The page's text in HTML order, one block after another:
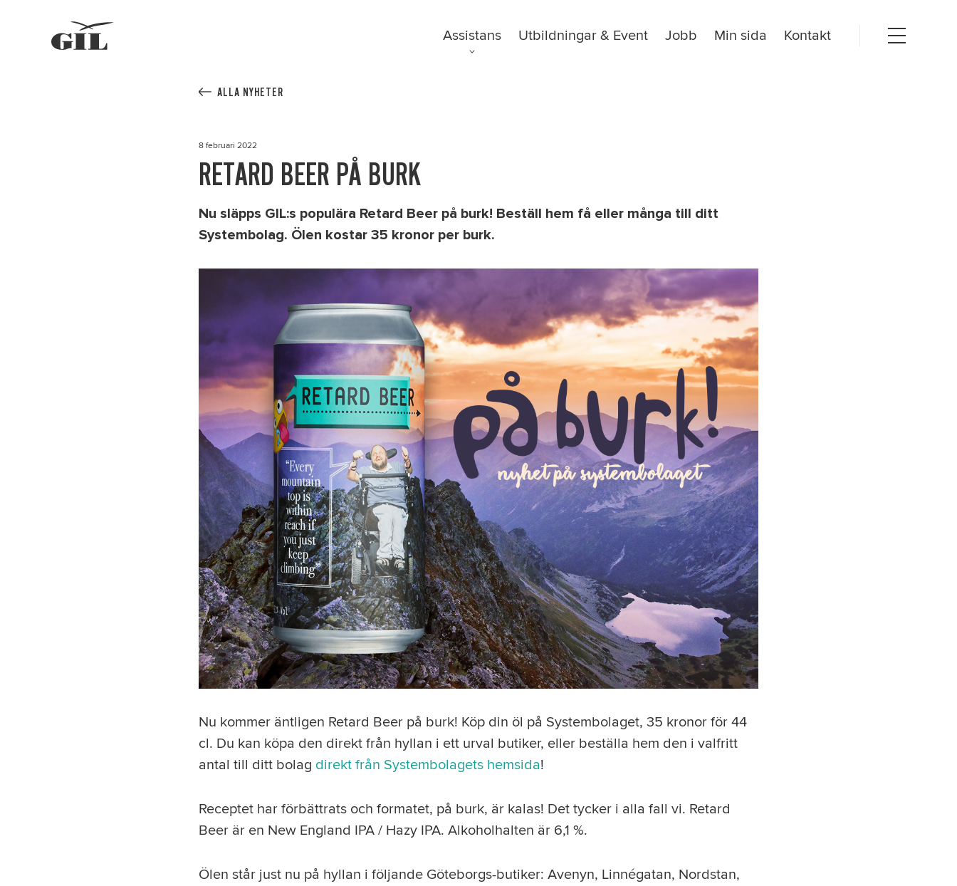
Assistans Utbildningar & Event Jobb Min sida Kontakt
Open
ALLA NYHETER
8 februari 2022
RETARD BEER PÅ BURK
Nu släpps GIL:s populära Retard Beer på burk! Beställ hem få eller många till ditt
Systembolag. Ölen kostar 35 kronor per burk.
Nu kommer äntligen Retard Beer på burk! Köp din öl på Systembolaget, 35 kronor för 44
cl. Du kan köpa den direkt från hyllan i ett urval butiker, eller beställa hem den i valfritt
antal till ditt bolag direkt från Systembolagets hemsida!
Receptet har förbättrats och formatet, på burk, är kalas! Det tycker i alla fall vi. Retard
Beer är en New England IPA / Hazy IPA. Alkoholhalten är 6,1 %.
Ölen står just nu på hyllan i följande Göteborgs-butiker: Avenyn, Linnégatan, Nordstan,